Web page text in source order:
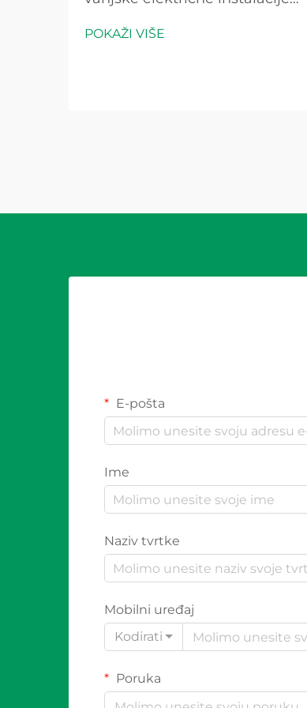
čimbenika koji izravno utječu na
POKAŽI VIŠE
E-pošta
Ime
Naziv tvrtke
Mobilni uređaj
Kodirati
Poruka